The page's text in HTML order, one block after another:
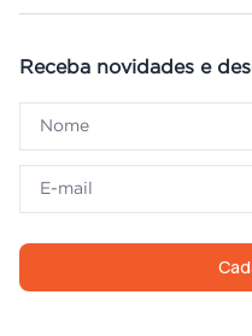
Receba novidades e